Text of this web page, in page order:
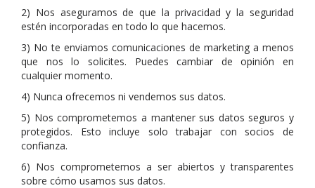
2) Nos aseguramos de que la privacidad y la seguridad
estén incorporadas en todo lo que hacemos.
3) No te enviamos comunicaciones de marketing a menos
que nos lo solicites. Puedes cambiar de opinión en
cualquier momento.
4) Nunca ofrecemos ni vendemos sus datos.
5) Nos comprometemos a mantener sus datos seguros y
protegidos. Esto incluye solo trabajar con socios de
confianza.
6) Nos comprometemos a ser abiertos y transparentes
sobre cómo usamos sus datos.